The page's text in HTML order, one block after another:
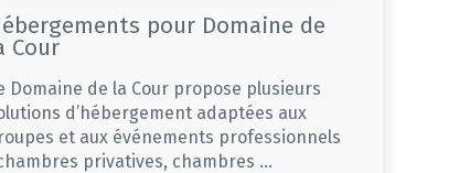
pour Domaine de
Cour
Domaine de la Cour propose plusieurs
d’hébergement adaptées aux
et aux événements professionnels
privatives, chambres ...